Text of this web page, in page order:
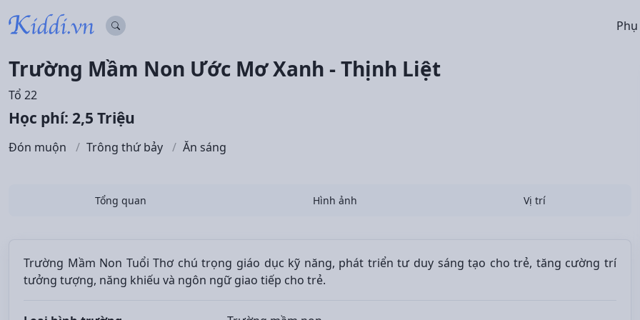
Trường Mầm Non Ước Mơ Xanh - Thịnh Liệt
Tổ 22
Học phí: 2,5 Triệu
Đón muộn Trông thứ bảy Ăn sáng
Tổng quan Hình ảnh Vị trí
Trường Mầm Non Tuổi Thơ chú trọng giáo dục kỹ năng, phát triển tư duy sáng tạo cho trẻ, tăng cường trí
tưởng tượng, năng khiếu và ngôn ngữ giao tiếp cho trẻ.